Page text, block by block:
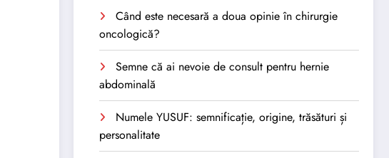
Când este necesară a doua opinie în chirurgie
oncologică?
Semne că ai nevoie de consult pentru hernie
abdominală
Numele YUSUF: semnificație, origine, trăsături și
personalitate